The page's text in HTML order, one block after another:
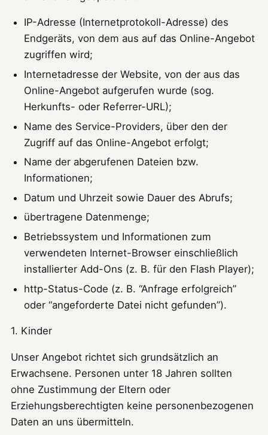
IP-Adresse (Internetprotokoll-Adresse) des
Endgeräts, von dem aus auf das Online-Angebot
zugriffen wird;
Internetadresse der Website, von der aus das
Online-Angebot aufgerufen wurde (sog.
Herkunfts- oder Referrer-URL);
Name des Service-Providers, über den der
Zugriff auf das Online-Angebot erfolgt;
Name der abgerufenen Dateien bzw.
Informationen;
Datum und Uhrzeit sowie Dauer des Abrufs;
übertragene Datenmenge;
Betriebssystem und Informationen zum
verwendeten Internet-Browser einschließlich
installierter Add-Ons (z. B. für den Flash Player);
http-Status-Code (z. B. “Anfrage erfolgreich”
oder “angeforderte Datei nicht gefunden”).
1. Kinder
Unser Angebot richtet sich grundsätzlich an
Erwachsene. Personen unter 18 Jahren sollten
ohne Zustimmung der Eltern oder
Erziehungsberechtigten keine personenbezogenen
Daten an uns übermitteln.